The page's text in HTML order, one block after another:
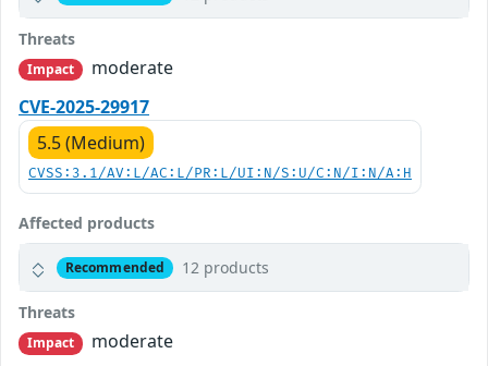
Threats
Impact
moderate
CVE-2025-29917
5.5 (Medium)
CVSS:3.1/AV:L/AC:L/PR:L/UI:N/S:U/C:N/I:N/A:H
Affected products
Recommended 12 products
Threats
Impact
moderate